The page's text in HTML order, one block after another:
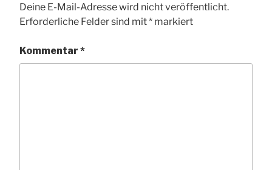
Deine E-Mail-Adresse wird nicht veröffentlicht.
Erforderliche Felder sind mit* markiert
Kommentar *